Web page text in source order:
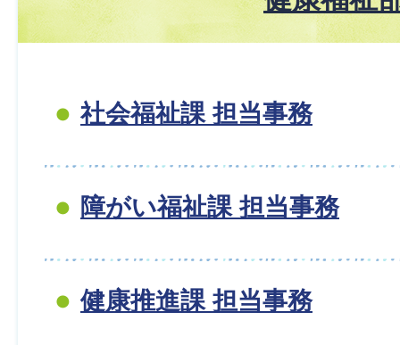
社会福祉課 担当事務
障がい福祉課 担当事務
健康推進課 担当事務